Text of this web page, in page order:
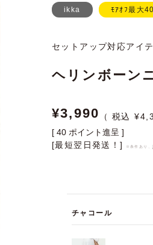
ikka ﾓｱｵﾌ最大
セットアップ対応アイ
ヘリンボーン
¥3,990 ¥
[ 40 ポイント進呈 ]
[最短翌日発送！]
※条件あり、
チャコール